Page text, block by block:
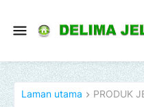
Laman utama PRODUK